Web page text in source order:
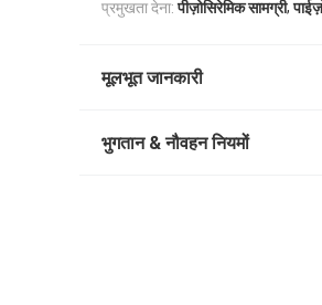
प्रमुखता देना: पीज़ोसिरेमिक सामग्री,
मूलभूत जानकारी
भुगतान & नौवहन नियमों